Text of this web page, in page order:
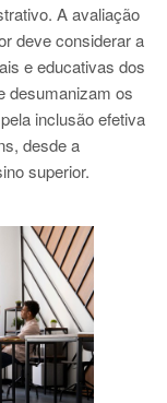
A avaliação
deve considerar a
e educativas dos
desumanizam os
inclusão efetiva
desde a
superior.